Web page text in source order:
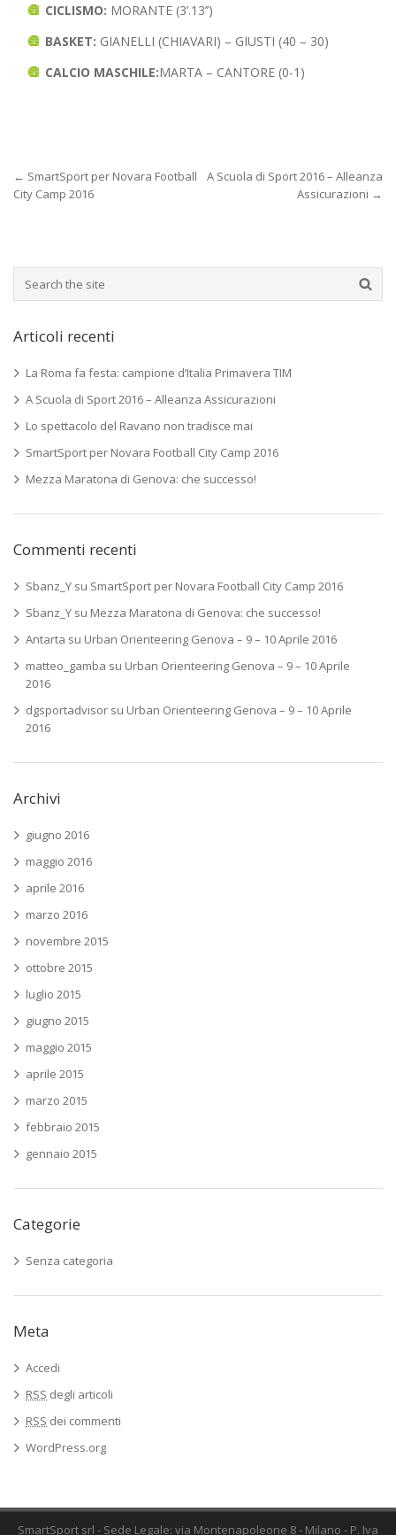
CICLISMO: MORANTE (3’.13’’)
BASKET: GIANELLI (CHIAVARI) – GIUSTI (40 – 30)
CALCIO MASCHILE:MARTA – CANTORE (0-1)
← SmartSport per Novara Football
City Camp 2016
A Scuola di Sport 2016 – Alleanza
Assicurazioni →
Articoli recenti
La Roma fa festa: campione d’Italia Primavera TIM
A Scuola di Sport 2016 – Alleanza Assicurazioni
Lo spettacolo del Ravano non tradisce mai
SmartSport per Novara Football City Camp 2016
Mezza Maratona di Genova: che successo!
Commenti recenti
Sbanz_Y su SmartSport per Novara Football City Camp 2016
Sbanz_Y su Mezza Maratona di Genova: che successo!
Antarta su Urban Orienteering Genova – 9 – 10 Aprile 2016
matteo_gamba su Urban Orienteering Genova – 9 – 10 Aprile
2016
dgsportadvisor su Urban Orienteering Genova – 9 – 10 Aprile
2016
Archivi
giugno 2016
maggio 2016
aprile 2016
marzo 2016
novembre 2015
ottobre 2015
luglio 2015
giugno 2015
maggio 2015
aprile 2015
marzo 2015
febbraio 2015
gennaio 2015
Categorie
Senza categoria
Meta
Accedi
RSS degli articoli
RSS dei commenti
WordPress.org
SmartSport srl - Sede Legale: via Montenapoleone 8 - Milano - P. Iva